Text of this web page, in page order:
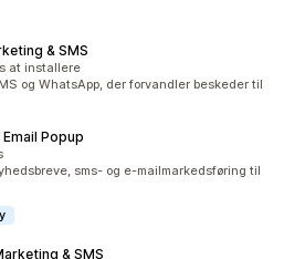
& SMS
alt
at installere
og WhatsApp, der forvandler beskeder til
Popup
sms- og e-mailmarkedsføring til
& SMS